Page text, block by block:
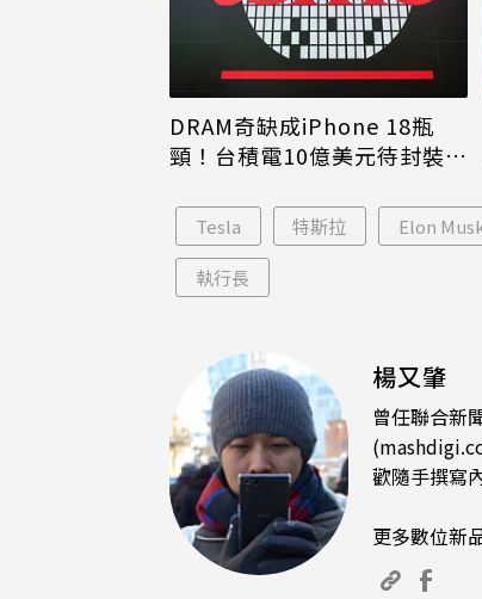
DRAM奇缺成iPhone 18瓶
頸！台積電10億美元待封裝晶
Tesla 特斯拉 Elon
執行長
楊又肇
曾任聯合新
歡隨手撰寫
更多數位新